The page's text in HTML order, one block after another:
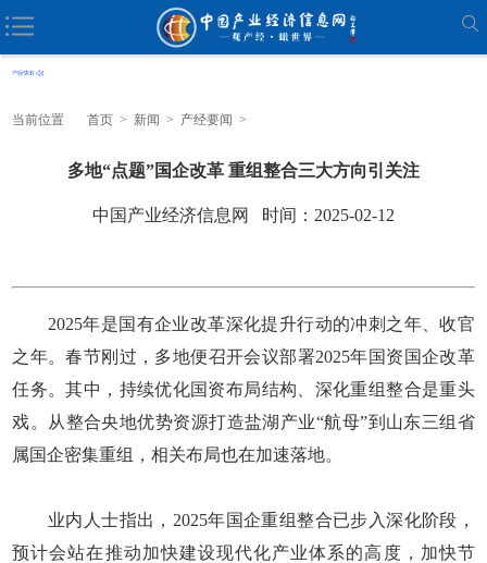
当前位置 首页 > 新闻 > 产经要闻 >
多地“点题”国企改革 重组整合三大方向引关注
中国产业经济信息网 时间：2025-02-12
2025年是国有企业改革深化提升行动的冲刺之年、收官
之年。春节刚过，多地便召开会议部署2025年国资国企改革
任务。其中，持续优化国资布局结构、深化重组整合是重头
戏。从整合央地优势资源打造盐湖产业“航母”到山东三组省
属国企密集重组，相关布局也在加速落地。
业内人士指出，2025年国企重组整合已步入深化阶段，
预计会站在推动加快建设现代化产业体系的高度，加快节